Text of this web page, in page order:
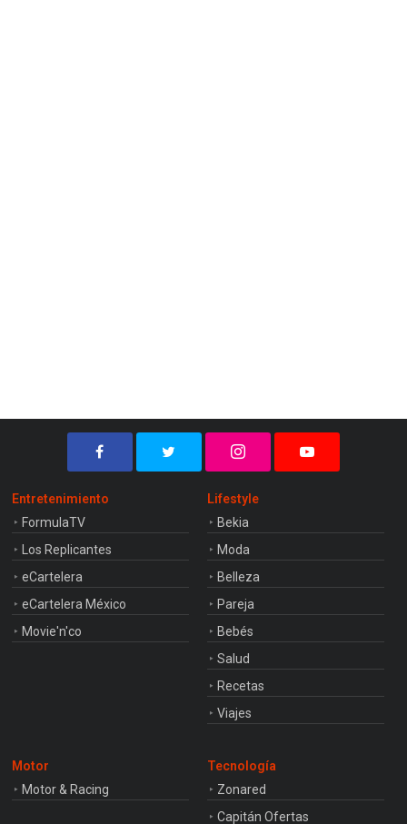
Entretenimiento
FormulaTV
Los Replicantes
eCartelera
eCartelera México
Movie'n'co
Lifestyle
Bekia
Moda
Belleza
Pareja
Bebés
Salud
Recetas
Viajes
Motor
Motor & Racing
Tecnología
Zonared
Capitán Ofertas